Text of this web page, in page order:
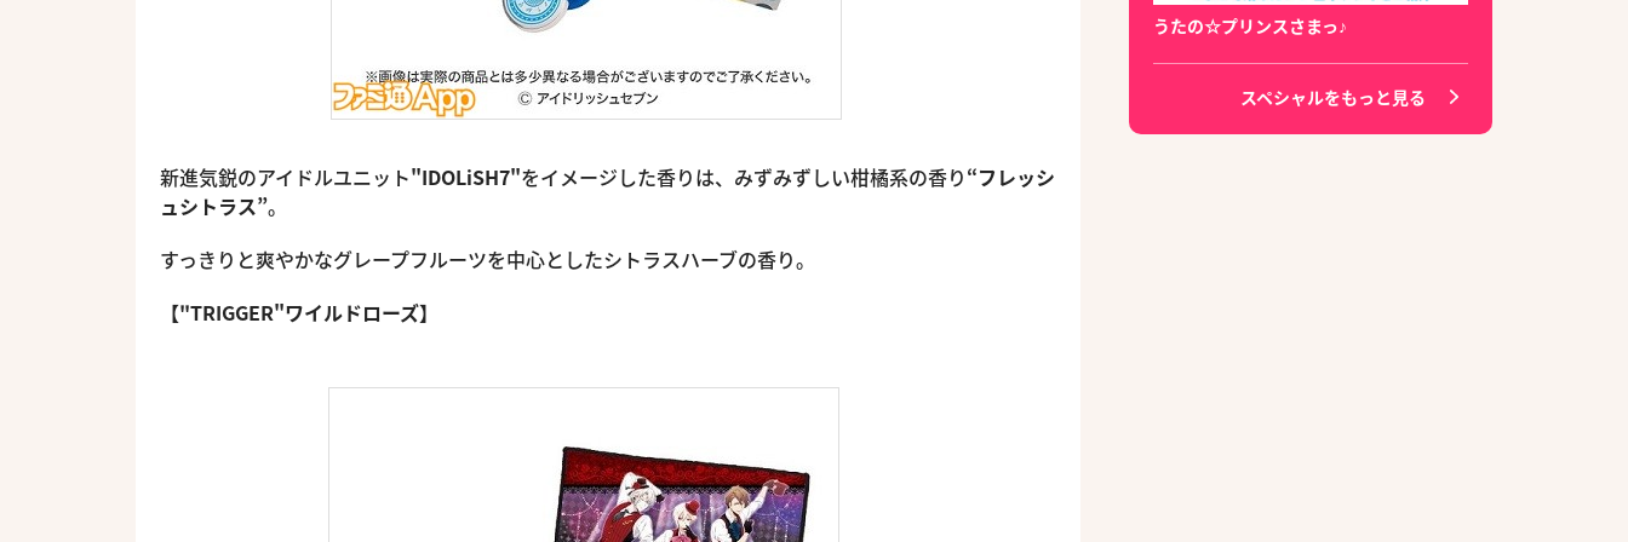
新進気鋭のアイドルユニット"IDOLiSH7"をイメージした香りは、みずみずしい柑橘系の香り“フレッシ
ュシトラス”。
すっきりと爽やかなグレープフルーツを中心としたシトラスハーブの香り。
【"TRIGGER"ワイルドローズ】
うたの☆プリンスさまっ♪
スペシャルをもっと見る